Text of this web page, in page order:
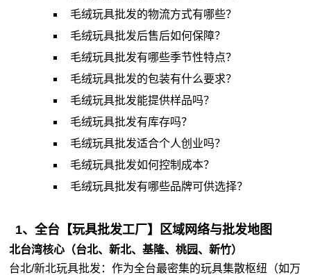
毛绒玩具批发的物流方式有哪些？
毛绒玩具批发后售后如何保障？
毛绒玩具批发有哪些季节性特点？
毛绒玩具批发的包装有什么要求？
毛绒玩具批发能提供样品吗？
毛绒玩具批发有库存吗？
毛绒玩具批发适合个人创业吗？
毛绒玩具批发如何控制成本？
毛绒玩具批发有哪些品牌可供选择？
1、全台【玩具批发工厂】区域网络与批发地图
北台湾核心（台北、新北、基隆、桃园、新竹）
台北/新北玩具批发：作为全台最密集的玩具集散枢纽（如万